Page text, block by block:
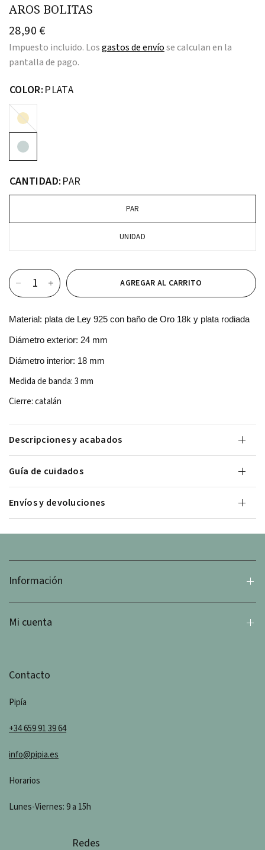
AROS BOLITAS
28,90 €
Impuesto incluido. Losgastos de envíose calculan en la
pantalla de pago.
COLOR: PLATA
ORO
CANTIDAD: PAR
PAR
UNIDAD
AGREGAR AL CARRITO
Material: plata de Ley 925 con baño de Oro 18k y plata rodiada
Diámetro exterior: 24 mm
Diámetro interior: 18 mm
Medida de banda: 3 mm
Cierre: catalán
Descripciones y acabados
Guía de cuidados
Envíos y devoluciones
Información
Mi cuenta
Contacto
Pipía
+34 659 91 39 64
info@pipia.es
Horarios
Lunes-Viernes: 9 a 15h
Redes